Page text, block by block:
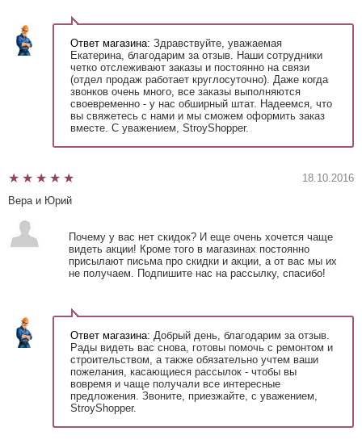
Ответ магазина: Здравствуйте, уважаемая
Екатерина, благодарим за отзыв. Наши сотрудники
четко отслеживают заказы и постоянно на связи
(отдел продаж работает круглосуточно). Даже когда
звонков очень много, все заказы выполняются
своевременно - у нас обширный штат. Надеемся, что
вы свяжетесь с нами и мы сможем оформить заказ
вместе. С уважением, StroyShopper.
Вера и Юрий
18.10.2016
Почему у вас нет скидок? И еще очень хочется чаще
видеть акции! Кроме того в магазинах постоянно
присылают письма про скидки и акции, а от вас мы их
не получаем. Подпишите нас на рассылку, спасибо!
Ответ магазина: Добрый день, благодарим за отзыв.
Рады видеть вас снова, готовы помочь с ремонтом и
строительством, а также обязательно учтем ваши
пожелания, касающиеся рассылок - чтобы вы
вовремя и чаще получали все интересные
предложения. Звоните, приезжайте, с уважением,
StroyShopper.